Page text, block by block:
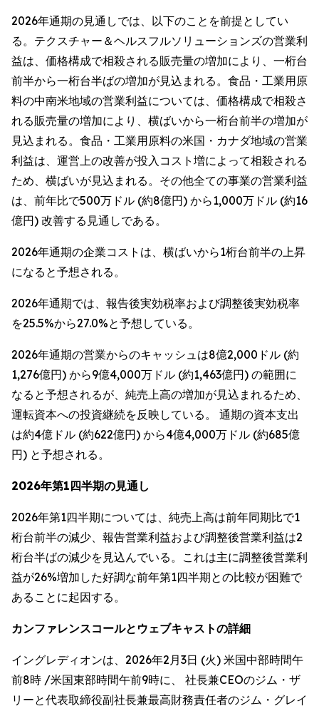
2026年通期の見通しでは、以下のことを前提としてい
る。テクスチャー＆ヘルスフルソリューションズの営業利
益は、価格構成で相殺される販売量の増加により、一桁台
前半から一桁台半ばの増加が見込まれる。食品・工業用原
料の中南米地域の営業利益については、価格構成で相殺さ
れる販売量の増加により、横ばいから一桁台前半の増加が
見込まれる。食品・工業用原料の米国・カナダ地域の営業
利益は、運営上の改善が投入コスト増によって相殺される
ため、横ばいが見込まれる。その他全ての事業の営業利益
は、前年比で500万ドル (約8億円) から1,000万ドル (約16
億円) 改善する見通しである。
2026年通期の企業コストは、横ばいから1桁台前半の上昇
になると予想される。
2026年通期では、報告後実効税率および調整後実効税率
を25.5%から27.0%と予想している。
2026年通期の営業からのキャッシュは8億2,000ドル (約
1,276億円) から9億4,000万ドル (約1,463億円) の範囲に
なると予想されるが、純売上高の増加が見込まれるため、
運転資本への投資継続を反映している。 通期の資本支出
は約4億ドル (約622億円) から4億4,000万ドル (約685億
円) と予想される。
2026年第1四半期の見通し
2026年第1四半期については、純売上高は前年同期比で1
桁台前半の減少、報告営業利益および調整後営業利益は2
桁台半ばの減少を見込んでいる。これは主に調整後営業利
益が26%増加した好調な前年第1四半期との比較が困難で
あることに起因する。
カンファレンスコールとウェブキャストの詳細
イングレディオンは、2026年2月3日 (火) 米国中部時間午
前8時 /米国東部時間午前9時に、 社長兼CEOのジム・ザ
リーと代表取締役副社長兼最高財務責任者のジム・グレイ